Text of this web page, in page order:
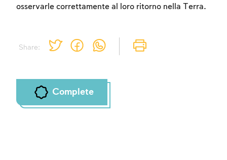
Share:
osservarle correttamente al loro ritorno nella Terra.
Complete